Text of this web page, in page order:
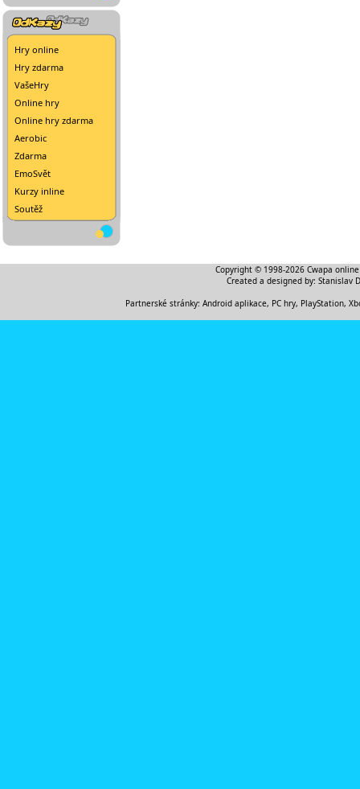
Hry online
Hry zdarma
VašeHry
Online hry
Online hry zdarma
Aerobic
Zdarma
EmoSvět
Kurzy inline
Soutěž
Copyright © 1998-2026 Cwapa
Created a designed by: Stanislav
Partnerské stránky: Android aplikace, PC hry, PlayStation,